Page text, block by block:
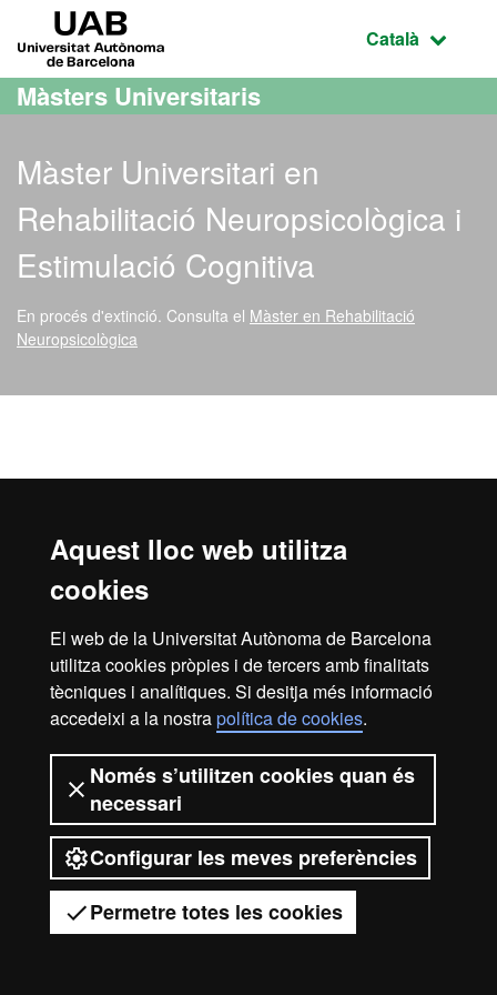
Aquest lloc web utilitza
cookies
El web de la Universitat Autònoma de Barcelona
utilitza cookies pròpies i de tercers amb finalitats
tècniques i analítiques. Si desitja més informació
accedeixi a la nostrapolítica de cookies.
Només s’utilitzen cookies quan és
necessari
Configurar les meves preferències
Permetre totes les cookies
Ves al contingut principal
Ves a la navegació de la pàgina
Idioma
Català
Màsters Universitaris
Màster Universitari en
Rehabilitació Neuropsicològica i
Estimulació Cognitiva
En procés d'extinció. Consulta el Màster en Rehabilitació
Neuropsicològica
Tens dubtes?
Accessibilitat web
Mapa del web UAB
2026 Universitat Autònoma de
Barcelona